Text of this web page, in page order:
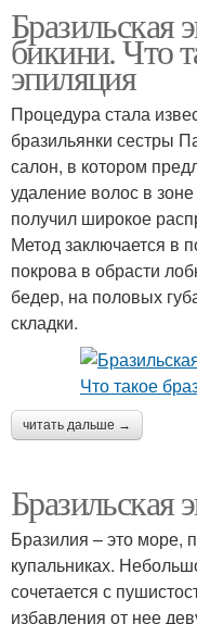
Бразильская
бикини. Что
эпиляция
Процедура стала
бразильянки сестры
салон, в котором
удаление волос в
получил широкое
Метод заключается в
покрова в обрасти
бедер, на половых
складки.
читать дальше →
Бразильская
Бразилия – это море,
купальниках.
сочетается с
избавления от нее